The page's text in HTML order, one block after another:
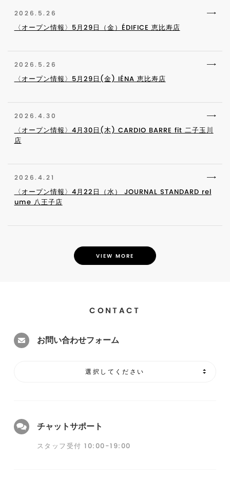
2026.5.26
〈オープン情報〉5月29日（金）ÉDIFICE 恵比寿店
2026.5.26
〈オープン情報〉5月29日(金) IÉNA 恵比寿店
2026.4.30
〈オープン情報〉4月30日(木) CARDIO BARRE fit 二子玉川
店
2026.4.21
〈オープン情報〉4月22日（水） JOURNAL STANDARD rel
ume 八王子店
VIEW MORE
CONTACT
お問い合わせフォーム
選択してください
チャットサポート
スタッフ受付 10:00-19:00